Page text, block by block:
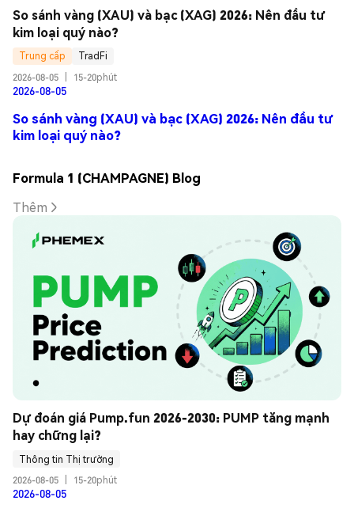
So sánh vàng (XAU) và bạc (XAG) 2026: Nên đầu tư
kim loại quý nào?
Trung cấp
TradFi
2026-08-05
15-20phút
2026-08-05
So sánh vàng (XAU) và bạc (XAG) 2026: Nên đầu tư
kim loại quý nào?
Formula 1 (CHAMPAGNE) Blog
Thêm
Dự đoán giá Pump.fun 2026-2030: PUMP tăng mạnh
hay chững lại?
Thông tin Thị trường
2026-08-05
15-20phút
2026-08-05